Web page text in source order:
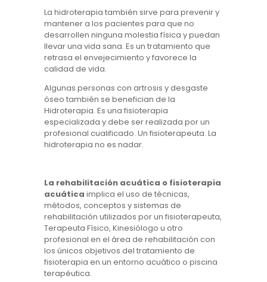
La hidroterapia también sirve para prevenir y
mantener a los pacientes para que no
desarrollen ninguna molestia física y puedan
llevar una vida sana. Es un tratamiento que
retrasa el envejecimiento y favorece la
calidad de vida.
Algunas personas con artrosis y desgaste
óseo también se benefician de la
Hidroterapia. Es una fisioterapia
especializada y debe ser realizada por un
profesional cualificado. Un fisioterapeuta. La
hidroterapia no es nadar.
La rehabilitación acuática o fisioterapia
acuática implica el uso de técnicas,
métodos, conceptos y sistemas de
rehabilitación utilizados por un fisioterapeuta,
Terapeuta Físico, Kinesiólogo u otro
profesional en el área de rehabilitación con
los únicos objetivos del tratamiento de
fisioterapia en un entorno acuático o piscina
terapéutica.